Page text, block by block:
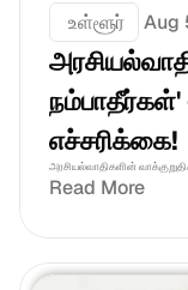
உள்ளூர் Aug
நம்பாதீர்கள்'
எச்சரிக்கை!
அரசியல்வாதிகளின்
Read More